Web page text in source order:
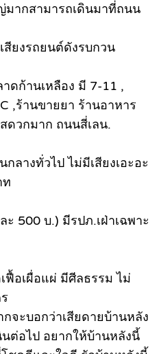
ากสามารถเดินมาที่ถนน
ยงรถยนต์ดังรบกวน
ดก้านเหลือง มี 7-11 ,
,ร้านขายยา ร้านอาหาร
ดวกมาก ถนนสี่เลน.
ลางทั่วไป ไม่มีเสียงเอะอะ
ท
500 บ.) มีรปภ.เฝ่าเฉพาะ
ฟื้อเผื่อแผ่ มีศีลธรรม ไม่
จะบอกว่าเสียดายบ้านหลัง
ต่อไป อยากให้บ้านหลังนี้